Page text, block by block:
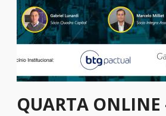
QUARTA ONLINE